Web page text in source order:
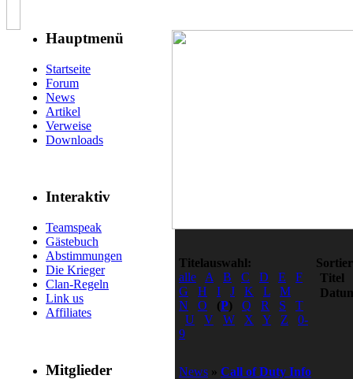
Hauptmenü
Startseite
Forum
News
Artikel
Verweise
Downloads
Interaktiv
Teamspeak
Gästebuch
Abstimmungen
Die Krieger
Clan-Regeln
Link us
Affiliates
Mitglieder
Titelauswahl:
alle
A B C D E
F
G
H I J K L
M
N
O (P) Q R S
T
U
V W X Y Z
0-
9
Titel
News » Call of Duty Info